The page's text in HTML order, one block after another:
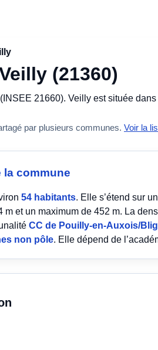
(21360)
21660). Veilly est située
par plusieurs communes. Voir la
la commune
54 habitants. Elle s’étend sur
m et un maximum de 452 m. La
CC de Pouilly-en-Auxois/
non pôle. Elle dépend de